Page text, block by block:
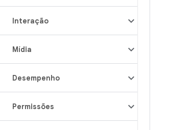
Interação
Mídia
Desempenho
Permissões